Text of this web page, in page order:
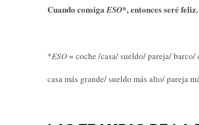
Cuando consigaESO*, entonces seré feliz.
*ESO= coche /casa/ sueldo/ pareja/ barco/
casa más grande/ sueldo más alto/ pareja